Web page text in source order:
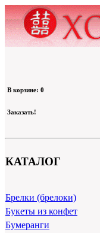
В корзине: 0
Заказать!
КАТАЛОГ
Брелки (брелоки)
Букеты из конфет
Бумеранги